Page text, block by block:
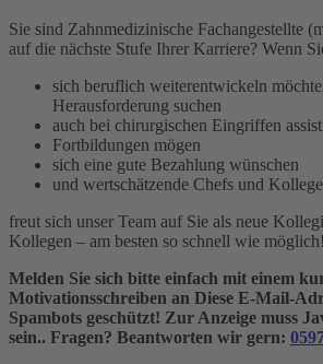
Sie sind Zahnmedizinische Fachangestellte
auf die nächste Stufe Ihrer Karriere? Wenn
sich beruflich weiterentwickeln
Herausforderung suchen
auch bei chirurgischen Eingriffen
Fortbildungen mögen
sich eine gute Bezahlung wünschen
und wertschätzende Chefs und
freut sich unser Team auf Sie als neue
Kollegen – am besten so schnell wie möglich!
Melden Sie sich bitte einfach mit einem
Motivationsschreiben an Diese E-Mail-
Spambots geschützt! Zur Anzeige muss
sein.. Fragen? Beantworten wir gern: